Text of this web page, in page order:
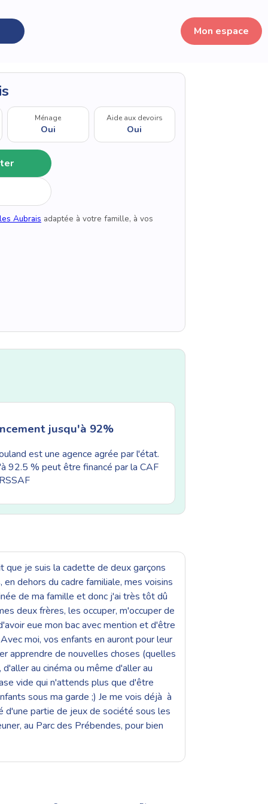
Mon espace
Ménage
Oui
Aide aux devoirs
Oui
Aubrais adaptée à votre famille, à vos
jusqu'à 92%
est une agence agrée par l'état.
92.5 % peut être financé par la CAF
que je suis la cadette de deux garçons
dehors du cadre familiale, mes voisins
de ma famille et donc j'ai très tôt dû
deux frères, les occuper, m'occuper de
eue mon bac avec mention et d'être
moi, vos enfants en auront pour leur
apprendre de nouvelles choses (quelles
au cinéma ou même d'aller au
vide qui n'attends plus que d'être
sous ma garde ;) Je me vois déjà à
d'une partie de jeux de société sous les
au Parc des Prébendes, pour bien